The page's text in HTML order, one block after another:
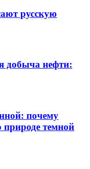
русскую
добыча нефти:
почему
природе темной